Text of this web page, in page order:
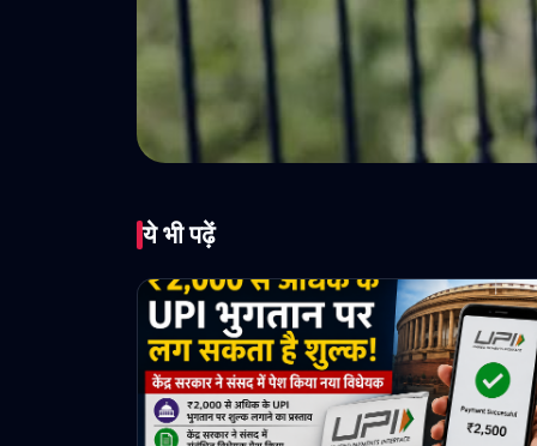
आधार से दो
आठ महीने और
May 02, 2026 • 1 min read
ये भी पढ़ें